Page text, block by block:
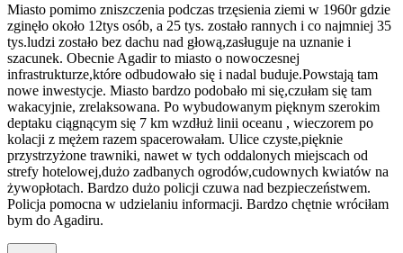
Miasto pomimo zniszczenia podczas trzęsienia ziemi w 1960r gdzie
zginęło około 12tys osób, a 25 tys. zostało rannych i co najmniej 35
tys.ludzi zostało bez dachu nad głową,zasługuje na uznanie i
szacunek. Obecnie Agadir to miasto o nowoczesnej
infrastrukturze,które odbudowało się i nadal buduje.Powstają tam
nowe inwestycje. Miasto bardzo podobało mi się,czułam się tam
wakacyjnie, zrelaksowana. Po wybudowanym pięknym szerokim
deptaku ciągnącym się 7 km wzdłuż linii oceanu , wieczorem po
kolacji z mężem razem spacerowałam. Ulice czyste,pięknie
przystrzyżone trawniki, nawet w tych oddalonych miejscach od
strefy hotelowej,dużo zadbanych ogrodów,cudownych kwiatów na
żywopłotach. Bardzo dużo policji czuwa nad bezpieczeństwem.
Policja pomocna w udzielaniu informacji. Bardzo chętnie wróciłam
bym do Agadiru.